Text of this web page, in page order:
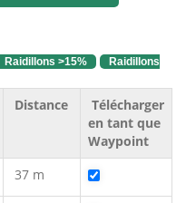
Raidillons >15%
Raidillons
Distance
Télécharger
en tant que
Waypoint
37 m